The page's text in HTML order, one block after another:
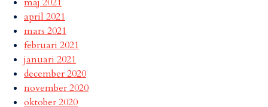
april 2021
mars 2021
februari 2021
januari 2021
december 2020
november 2020
oktober 2020